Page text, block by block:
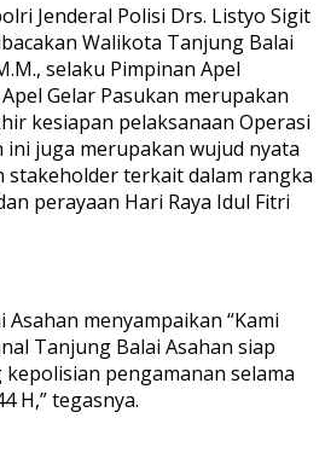
Jenderal Polisi Drs. Listyo Sigit
Walikota Tanjung Balai
selaku Pimpinan Apel
Gelar Pasukan merupakan
kesiapan pelaksanaan Operasi
ini juga merupakan wujud nyata
stakeholder terkait dalam rangka
perayaan Hari Raya Idul Fitri
menyampaikan “Kami
Tanjung Balai Asahan siap
pengamanan selama
H,” tegasnya.